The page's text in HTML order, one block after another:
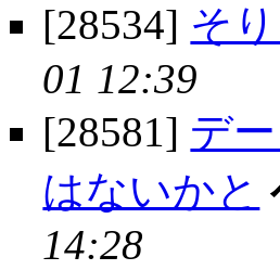
[28534] そ
01 12:39
[28581] デ
はないかと
14:28